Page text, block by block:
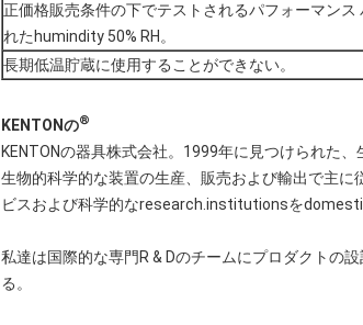
正価格販売条件の下でテストされるパフォーマン
れたhumindity 50% RH。
長期低温貯蔵に使用することができない。
KENTONの®
KENTONの器具株式会社。1999年に見つけられた
生物的科学的な装置の生産、販売および輸出で主
ビスおよび科学的なresearch.institutionsを
私達は国際的な専門R & Dのチームにプロダクトの
る。